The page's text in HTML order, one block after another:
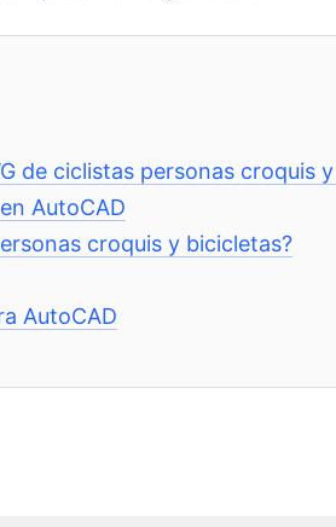
de ciclistas personas croquis
AutoCAD
croquis y bicicletas?
AutoCAD